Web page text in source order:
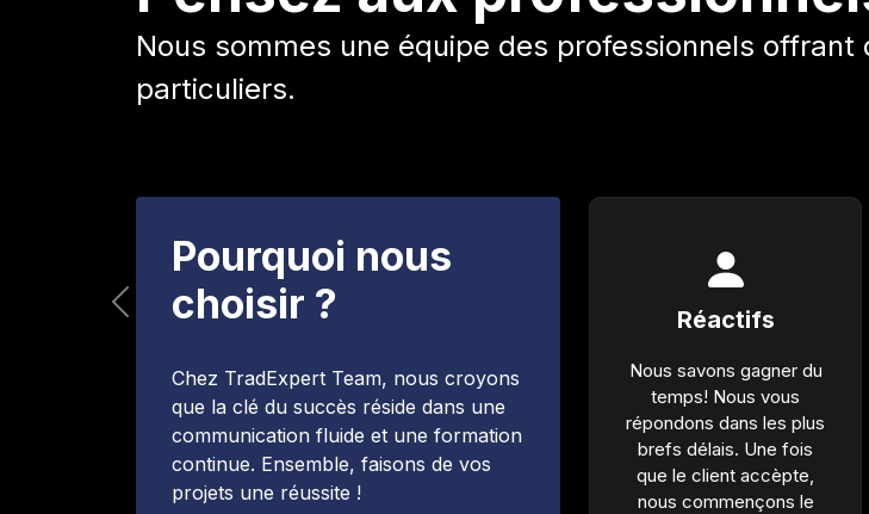
Previous
Nous sommes une équipe des professionnels
particuliers.
Pourquoi nous
choisir ?
Chez TradExpert Team, nous croyons
que la clé du succès réside dans une
communication fluide et une formation
continue. Ensemble, faisons de vos
projets une réussite !
Réactifs
Nous savons gagner du
temps! Nous vous
répondons dans les plus
brefs délais. Une fois
que le client accèpte,
nous commençons le